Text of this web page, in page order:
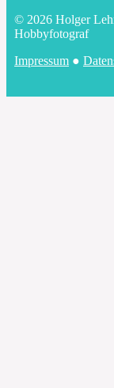
© 2026 Holger
Hobbyfotograf
Impressum ●